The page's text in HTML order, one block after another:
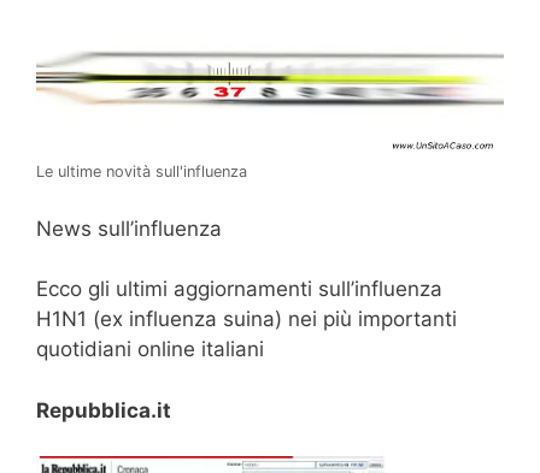
Le ultime novità sull'influenza
News sull’influenza
Ecco gli ultimi aggiornamenti sull’influenza
H1N1 (ex influenza suina) nei più importanti
quotidiani online italiani
Repubblica.it